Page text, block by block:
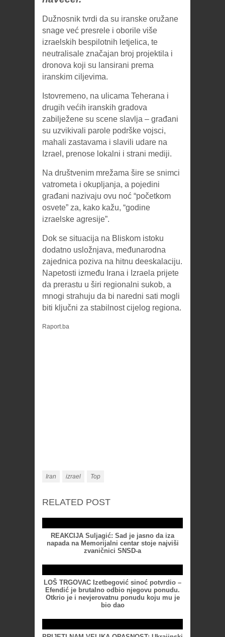
Dužnosnik tvrdi da su iranske oružane
snage već presrele i oborile više
izraelskih bespilotnih letjelica, te
neutralisale značajan broj projektila i
dronova koji su lansirani prema
iranskim ciljevima.
Istovremeno, na ulicama Teherana i
drugih većih iranskih gradova
zabilježene su scene slavlja – građani
su uzvikivali parole podrške vojsci,
mahali zastavama i slavili udare na
Izrael, prenose lokalni i strani mediji.
Na društvenim mrežama šire se snimci
vatrometa i okupljanja, a pojedini
građani nazivaju ovu noć “početkom
osvete” za, kako kažu, “godine
izraelske agresije”.
Dok se situacija na Bliskom istoku
dodatno usložnjava, međunarodna
zajednica poziva na hitnu deeskalaciju.
Napetosti između Irana i Izraela prijete
da prerastu u širi regionalni sukob, a
mnogi strahuju da bi naredni sati mogli
biti ključni za stabilnost cijelog regiona.
Raport.ba
Iran izrael Top
RELATED POST
REAKCIJA Suljagić: Sad je jasno da iza
napada na Memorijalni centar stoje najviši
zvaničnici SNSD-a
LOŠ TRGOVAC Izetbegović sinoć potvrdio –
Efendić je brutalno odbio njegovu ponudu.
Otkrio je i nevjerovatnu ponudu koju mu je
bio dao